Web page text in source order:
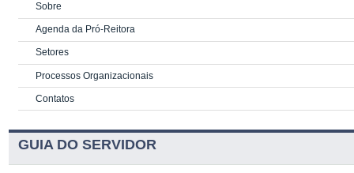
Sobre
Agenda da Pró-Reitora
Setores
Processos Organizacionais
Contatos
GUIA DO SERVIDOR